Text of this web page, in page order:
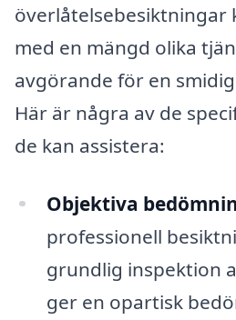
överlåtelsebesiktningar
med en mängd olika
avgörande för en
Här är några av de
de kan assistera:
Objektiva
professionell
grundlig inspektion
ger en opartisk